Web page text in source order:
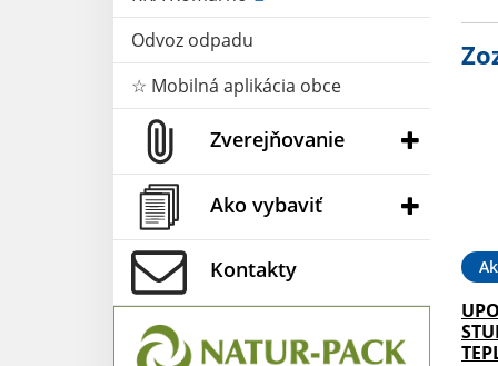
Odvoz odpadu
☆ Mobilná aplikácia obce
Zverejňovanie
Ako vybaviť
Kontakty